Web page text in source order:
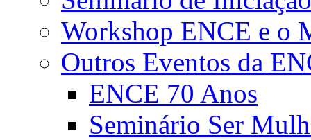
Workshop ENCE e o
Outros Eventos da
ENCE 70 Anos
Seminário Ser